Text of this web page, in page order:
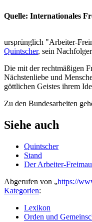
Quelle: Internationales
ursprünglich "Arbeiter-
Quintscher, sein
Die mit der rechtmäßigen
Nächstenliebe und
göttlichen Geistes ihrem
Zu den Bundesarbeiten
Siehe auch
Quintscher
Stand
Der Arbeiter-
Abgerufen von „https://
Kategorien:
Lexikon
Orden und